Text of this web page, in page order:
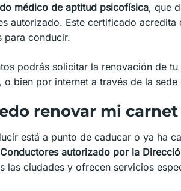
médico de aptitud psicofísica, que
autorizado. Este certificado
para conducir.
podrás solicitar la renovación de
bien por internet a través de la
renovar mi
está a punto de caducar o ya ha
autorizado por la
las ciudades y ofrecen servicios